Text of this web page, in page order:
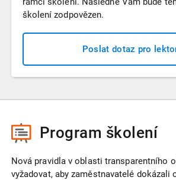
školení zodpovězen.
Poslat dotaz pro
Program školení
Nová pravidla v oblasti transparentního
vyžadovat, aby zaměstnavatelé dokázali